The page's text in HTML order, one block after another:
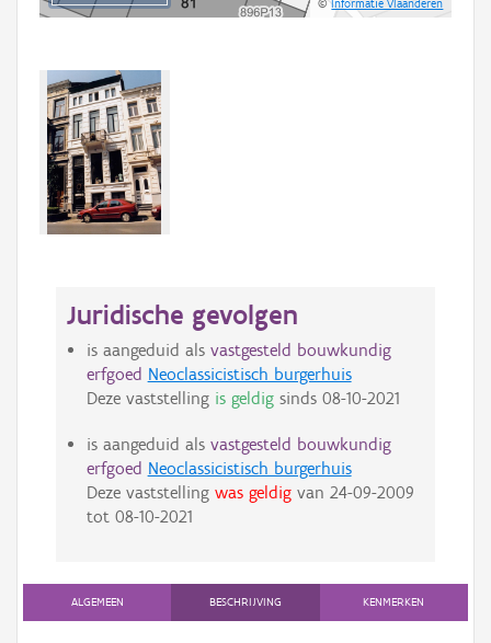
©Informatie Vlaanderen
Juridische gevolgen
is aangeduid als vastgesteld bouwkundig
erfgoed Neoclassicistisch burgerhuis
Deze vaststelling is geldigsinds 08-10-2021
is aangeduid als vastgesteld bouwkundig
erfgoed Neoclassicistisch burgerhuis
Deze vaststelling was geldigvan 24-09-2009
tot 08-10-2021
ALGEMEEN BESCHRIJVING KENMERKEN